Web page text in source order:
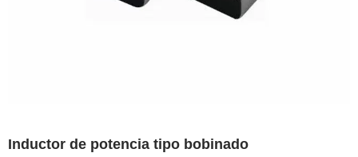
Inductor de potencia tipo bobinado